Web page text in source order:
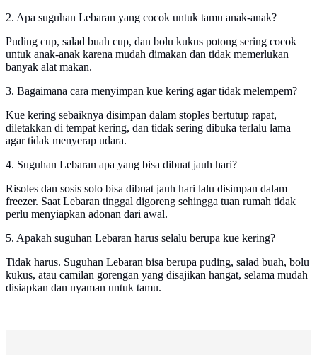
2. Apa suguhan Lebaran yang cocok untuk tamu anak-anak?
Puding cup, salad buah cup, dan bolu kukus potong sering cocok
untuk anak-anak karena mudah dimakan dan tidak memerlukan
banyak alat makan.
3. Bagaimana cara menyimpan kue kering agar tidak melempem?
Kue kering sebaiknya disimpan dalam stoples bertutup rapat,
diletakkan di tempat kering, dan tidak sering dibuka terlalu lama
agar tidak menyerap udara.
4. Suguhan Lebaran apa yang bisa dibuat jauh hari?
Risoles dan sosis solo bisa dibuat jauh hari lalu disimpan dalam
freezer. Saat Lebaran tinggal digoreng sehingga tuan rumah tidak
perlu menyiapkan adonan dari awal.
5. Apakah suguhan Lebaran harus selalu berupa kue kering?
Tidak harus. Suguhan Lebaran bisa berupa puding, salad buah, bolu
kukus, atau camilan gorengan yang disajikan hangat, selama mudah
disiapkan dan nyaman untuk tamu.